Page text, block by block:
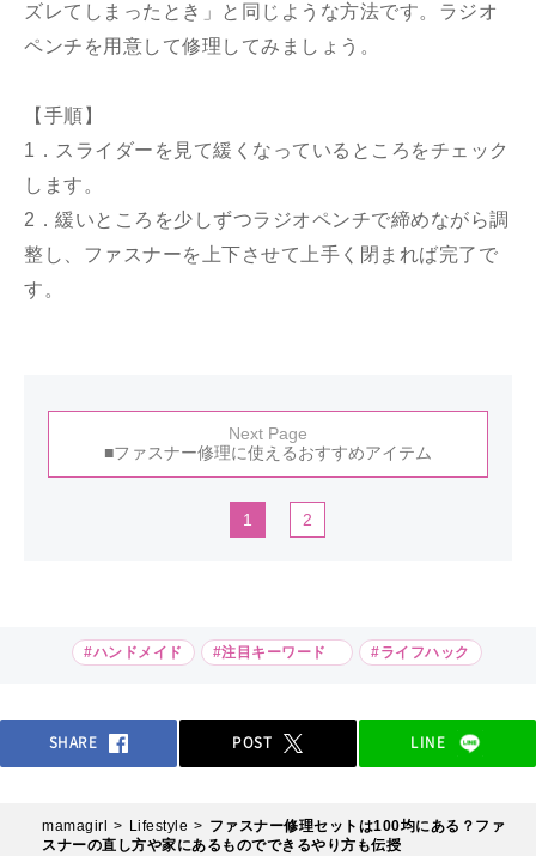
ズレてしまったとき」と同じような方法です。ラジオ
ペンチを用意して修理してみましょう。
【手順】
1．スライダーを見て緩くなっているところをチェック
します。
2．緩いところを少しずつラジオペンチで締めながら調
整し、ファスナーを上下させて上手く閉まれば完了で
す。
Next Page
■ファスナー修理に使えるおすすめアイテム
1 2
#ハンドメイド #注目キーワード #ライフハック
SHARE POST LINE
mamagirl Lifestyle
ファスナー修理セットは100均にある？ファ
スナーの直し方や家にあるものでできるやり方も伝授